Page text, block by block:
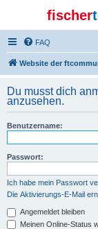
fischer
FAQ
Website der
Du musst dich
anzusehen.
Benutzername:
Passwort:
Ich habe mein Passwort
Die Aktivierungs-E-Mail
Angemeldet bleiben
Meinen Online-Status